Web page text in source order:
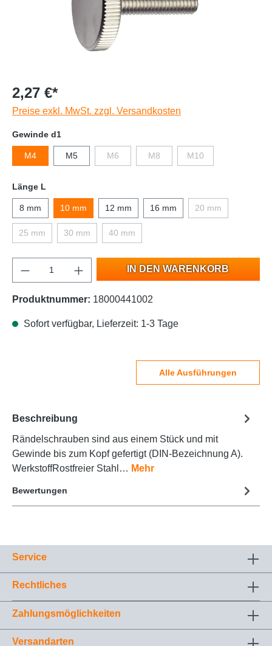
2,27 €*
Preise exkl. MwSt. zzgl. Versandkosten
Gewinde d1
M4 M5 M6 M8 M10
Länge L
8 mm 10 mm 12 mm 16 mm 20 mm
25 mm 30 mm 40 mm
IN DEN WARENKORB
Produktnummer: 18000441002
Sofort verfügbar, Lieferzeit: 1-3 Tage
Alle Ausführungen
Beschreibung
Rändelschrauben sind aus einem Stück und mit
Gewinde bis zum Kopf gefertigt (DIN-Bezeichnung A).
WerkstoffRostfreier Stahl… Mehr
Bewertungen
Service
Rechtliches
Zahlungsmöglichkeiten
Versandarten